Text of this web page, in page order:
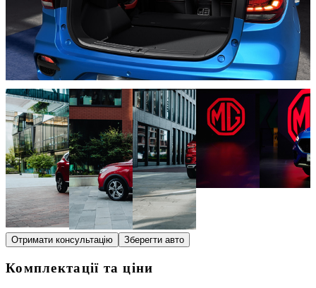
Отримати консультацію Зберегти авто
Комплектації та ціни